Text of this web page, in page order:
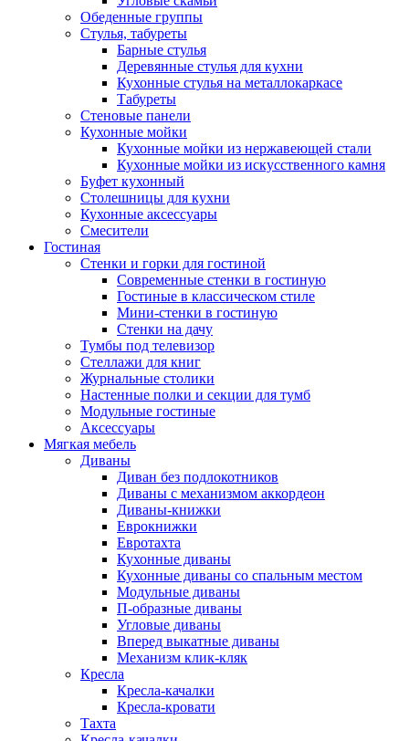
Обеденные группы
Стулья, табуреты
Барные стулья
Деревянные стулья для кухни
Кухонные стулья на металлокаркасе
Табуреты
Стеновые панели
Кухонные мойки
Кухонные мойки из нержавеющей стали
Кухонные мойки из искусственного камня
Буфет кухонный
Столешницы для кухни
Кухонные аксессуары
Смесители
Гостиная
Стенки и горки для гостиной
Современные стенки в гостиную
Гостиные в классическом стиле
Мини-стенки в гостиную
Стенки на дачу
Тумбы под телевизор
Стеллажи для книг
Журнальные столики
Настенные полки и секции для тумб
Модульные гостиные
Аксессуары
Мягкая мебель
Диваны
Диван без подлокотников
Диваны с механизмом аккордеон
Диваны-книжки
Еврокнижки
Евротахта
Кухонные диваны
Кухонные диваны со спальным местом
Модульные диваны
П-образные диваны
Угловые диваны
Вперед выкатные диваны
Механизм клик-кляк
Кресла
Кресла-качалки
Кресла-кровати
Тахта